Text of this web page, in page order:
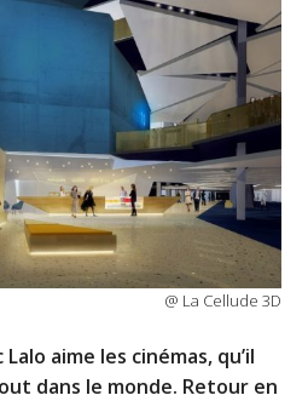
@ La Cellude 3D
aime les cinémas, qu’il
dans le monde. Retour en